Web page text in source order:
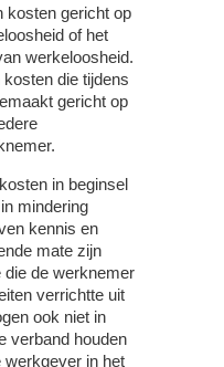
kosten gericht op
of het
werkeloosheid.
die tijdens
gericht op
in beginsel
mindering
kennis en
mate zijn
die de werknemer
verrichtte uit
ook niet in
verband houden
werkgever in het